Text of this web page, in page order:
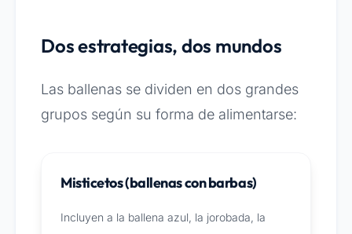
Dos estrategias, dos mundos
Las ballenas se dividen en dos grandes
grupos según su forma de alimentarse:
Misticetos (ballenas con barbas)
Incluyen a la ballena azul, la jorobada, la